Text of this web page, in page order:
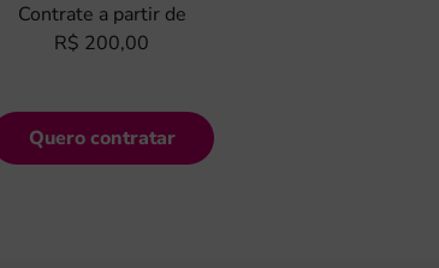
Contrate a partir de
R$ 200,00
Quero contratar